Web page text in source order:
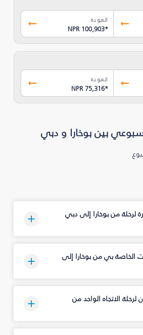
العودة
NPR 100,903*
العودة
NPR 75,316*
بين بوخارا و دبي
لرحلة من بوخارا إلى دبي
الخاصة بي من بوخارا إلى
لرحلة الاتجاه الواحد من